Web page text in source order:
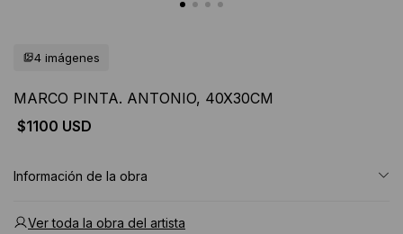
4 imágenes
MARCO PINTA. ANTONIO, 40X30CM
$1100 USD
Información de la obra
Ver toda la obra del artista